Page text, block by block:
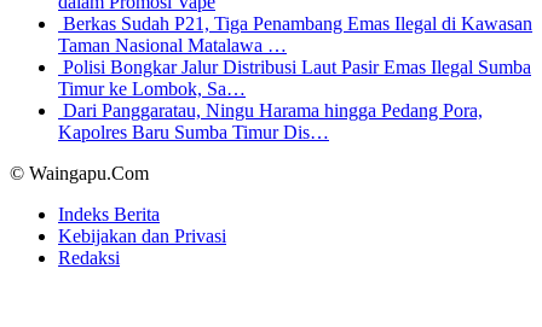
Berkas Sudah P21, Tiga Penambang Emas Ilegal di Kawasan
Taman Nasional Matalawa …
Polisi Bongkar Jalur Distribusi Laut Pasir Emas Ilegal Sumba
Timur ke Lombok, Sa…
Dari Panggaratau, Ningu Harama hingga Pedang Pora,
Kapolres Baru Sumba Timur Dis…
© Waingapu.Com
Indeks Berita
Kebijakan dan Privasi
Redaksi